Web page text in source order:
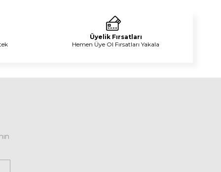
Üyelik Fırsatları
Hemen Üye Ol Fırsatları Yakala